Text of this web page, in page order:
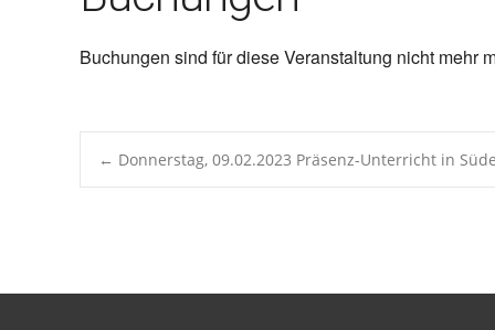
Buchungen sind für diese Veranstaltung nicht mehr
Post
← Donnerstag, 09.02.2023 Präsenz-Unterricht in